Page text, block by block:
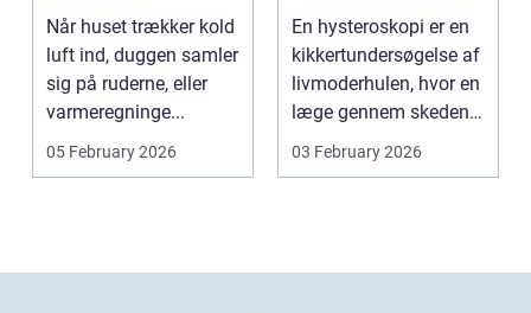
indeklima og
lavere
varmeregning
Når huset trækker kold
luft ind, duggen samler
sig på ruderne, eller
varmeregninge...
05 February 2026
se af livmoderen
En hysteroskopi er en
kikkertundersøgelse af
livmoderhulen, hvor en
læge gennem skeden
og livmoderha...
03 February 2026